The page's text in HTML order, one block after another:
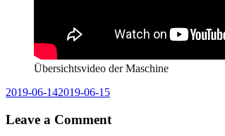
Übersichtsvideo der Maschine
2019-06-142019-06-15
Leave a Comment